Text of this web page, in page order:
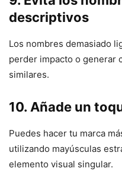
descriptivos
Los nombres demasiado
perder impacto o generar
similares.
10. Añade un
Puedes hacer tu marca
utilizando mayúsculas
elemento visual singular.